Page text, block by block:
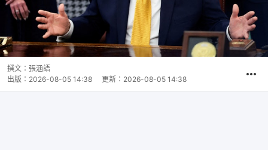
撰文： 張涵語
出版： 2026-08-05 14:38 更新： 2026-08-05 14:38